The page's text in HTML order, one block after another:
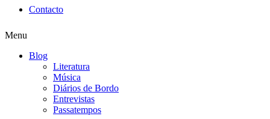
Contacto
Menu
Blog
Literatura
Música
Diários de Bordo
Entrevistas
Passatempos